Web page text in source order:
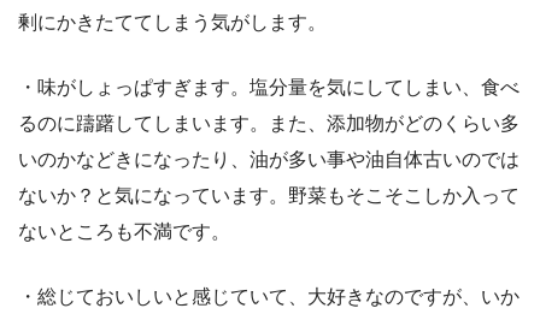
剰にかきたててしまう気がします。
・味がしょっぱすぎます。塩分量を気にしてしまい、食べ
るのに躊躇してしまいます。また、添加物がどのくらい多
いのかなどきになったり、油が多い事や油自体古いのでは
ないか？と気になっています。野菜もそこそこしか入って
ないところも不満です。
・総じておいしいと感じていて、大好きなのですが、いか